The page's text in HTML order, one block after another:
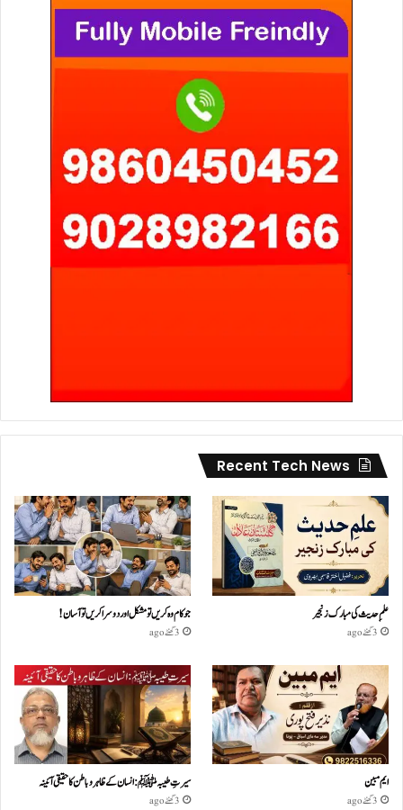
Recent Tech News
علمِ حدیث کی مبارک زنجیر
3 گھنٹے ago
جو کام وہ کریں تو مشکل اور دوسرا کریں تو آسان !
3 گھنٹے ago
ایم مبین
3 گھنٹے ago
سیرتِ طیبہﷺ: انسان کے ظاہر و باطن کا حقیقی آئینہ
3 گھنٹے ago